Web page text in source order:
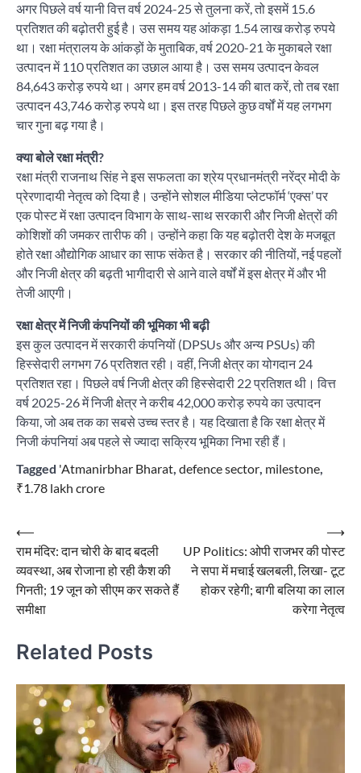
अगर पिछले वर्ष यानी वित्त वर्ष 2024-25 से तुलना करें, तो इसमें 15.6
प्रतिशत की बढ़ोतरी हुई है। उस समय यह आंकड़ा 1.54 लाख करोड़ रुपये
था। रक्षा मंत्रालय के आंकड़ों के मुताबिक, वर्ष 2020-21 के मुकाबले रक्षा
उत्पादन में 110 प्रतिशत का उछाल आया है। उस समय उत्पादन केवल
84,643 करोड़ रुपये था। अगर हम वर्ष 2013-14 की बात करें, तो तब रक्षा
उत्पादन 43,746 करोड़ रुपये था। इस तरह पिछले कुछ वर्षों में यह लगभग
चार गुना बढ़ गया है।
क्या बोले रक्षा मंत्री?
रक्षा मंत्री राजनाथ सिंह ने इस सफलता का श्रेय प्रधानमंत्री नरेंद्र मोदी के
प्रेरणादायी नेतृत्व को दिया है। उन्होंने सोशल मीडिया प्लेटफॉर्म ‘एक्स’ पर
एक पोस्ट में रक्षा उत्पादन विभाग के साथ-साथ सरकारी और निजी क्षेत्रों की
कोशिशों की जमकर तारीफ की। उन्होंने कहा कि यह बढ़ोतरी देश के मजबूत
होते रक्षा औद्योगिक आधार का साफ संकेत है। सरकार की नीतियों, नई पहलों
और निजी क्षेत्र की बढ़ती भागीदारी से आने वाले वर्षों में इस क्षेत्र में और भी
तेजी आएगी।
रक्षा क्षेत्र में निजी कंपनियों की भूमिका भी बढ़ी
इस कुल उत्पादन में सरकारी कंपनियों (DPSUs और अन्य PSUs) की
हिस्सेदारी लगभग 76 प्रतिशत रही। वहीं, निजी क्षेत्र का योगदान 24
प्रतिशत रहा। पिछले वर्ष निजी क्षेत्र की हिस्सेदारी 22 प्रतिशत थी। वित्त
वर्ष 2025-26 में निजी क्षेत्र ने करीब 42,000 करोड़ रुपये का उत्पादन
किया, जो अब तक का सबसे उच्च स्तर है। यह दिखाता है कि रक्षा क्षेत्र में
निजी कंपनियां अब पहले से ज्यादा सक्रिय भूमिका निभा रही हैं।
Tagged 'Atmanirbhar Bharat, defence sector, milestone,
₹1.78 lakh crore
Post
navigation
⟵
राम मंदिर: दान चोरी के बाद बदली
व्यवस्था, अब रोजाना हो रही कैश की
गिनती; 19 जून को सीएम कर सकते हैं
समीक्षा
UP Politics: ओपी राजभर की पोस्ट
ने सपा में मचाई खलबली, लिखा- टूट
होकर रहेगी; बागी बलिया का लाल
करेगा नेतृत्व
⟶
Related Posts